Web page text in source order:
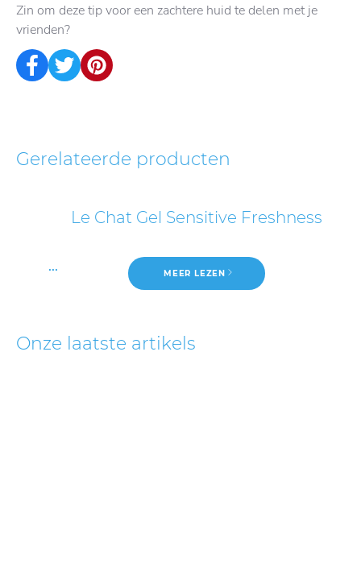
Zin om deze tip voor een zachtere huid te delen met je
vrienden?
Gerelateerde producten
Le Chat Gel Sensitive Freshness
... MEER LEZEN
Onze laatste artikels